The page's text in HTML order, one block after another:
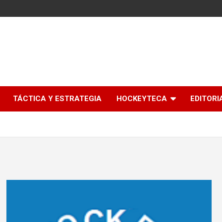
TÁCTICA Y ESTRATEGIA HOCKEYTECA